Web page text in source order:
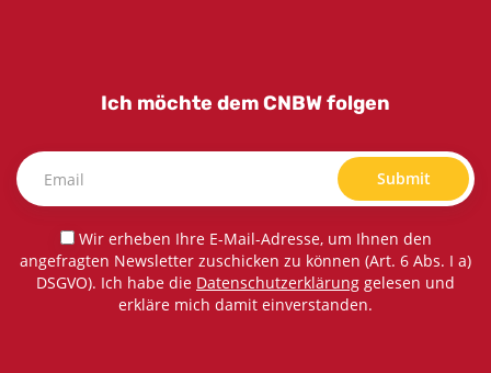
Ich möchte dem CNBW folgen
Submit
Wir erheben Ihre E-Mail-Adresse, um Ihnen den
angefragten Newsletter zuschicken zu können (Art. 6 Abs. I a)
DSGVO). Ich habe die Datenschutzerklärung gelesen und
erkläre mich damit einverstanden.